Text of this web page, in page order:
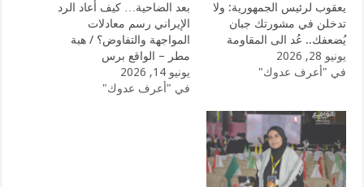
يعقوب لرئيس الجمهورية: ولا
تدخلن في مشورتك جبان
يُضعفك.. عُد الى المقاومة
يونيو 28, 2026
في "أعرف عدوك"
بعد الضاحية… كيف أعاد الرد
الإيراني رسم معادلات
المواجهة والتفاوض؟ / هبة
مطر – الواقع برس
يونيو 14, 2026
في "أعرف عدوك"